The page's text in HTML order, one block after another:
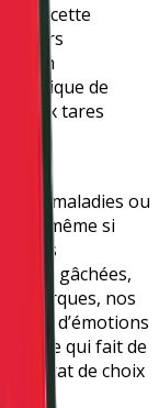
que cette
en
logique de
aux tares
des maladies ou
et, même si
gâchées,
marques, nos
d’émotions
folie qui fait de
résultat de choix